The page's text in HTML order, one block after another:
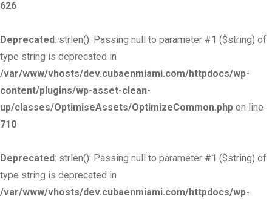
626
Deprecated: strlen(): Passing null to parameter #1 ($string) of
type string is deprecated in
/var/www/vhosts/dev.cubaenmiami.com/httpdocs/wp-
content/plugins/wp-asset-clean-
up/classes/OptimiseAssets/OptimizeCommon.php on line
710
Deprecated: strlen(): Passing null to parameter #1 ($string) of
type string is deprecated in
/var/www/vhosts/dev.cubaenmiami.com/httpdocs/wp-